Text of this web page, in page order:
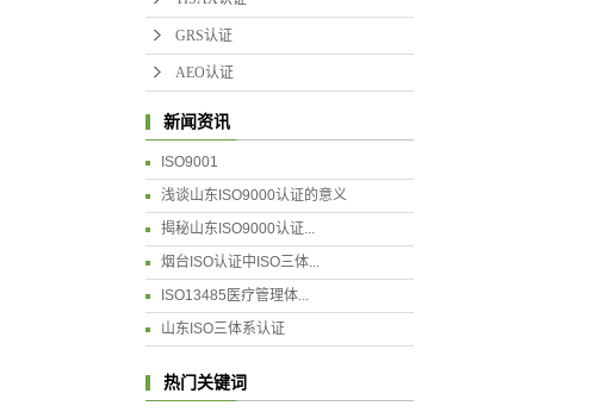
GRS认证
AEO认证
新闻资讯
ISO9001
浅谈山东ISO9000认证的意义
揭秘山东ISO9000认证...
烟台ISO认证中ISO三体...
ISO13485医疗管理体...
山东ISO三体系认证
热门关键词